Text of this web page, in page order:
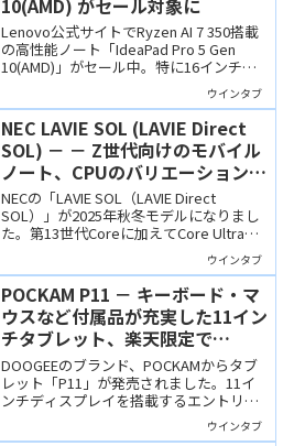
Lenovo公式サイトでRyzen AI 7 350搭載
の高性能ノート「IdeaPad Pro 5 Gen
10(AMD)」がセール中。特に16インチモ
ウインタブ
NEC LAVIE SOL (LAVIE Direct
SOL) － － Z世代向けのモバイル
ノート、CPUのバリエーションが
増え、Copilot+ PCに！
NECの「LAVIE SOL（LAVIE Direct
SOL）」が2025年秋冬モデルになりまし
た。第13世代Coreに加えてCore Ultraシ
リーズ2 (Lunar Lake)も選べるようになり
ました。突起のないノイズレスデザイン
も魅力。
ウインタブ
POCKAM P11 － キーボード・マ
ウスなど付属品が充実した11イン
チタブレット、楽天限定で
17,900円
DOOGEEのブランド、POCKAMからタブ
レット「P11」が発売されました。11イ
ンチディスプレイを搭載するエントリー
モデルで、キーボードやマウス、ペンな
ウインタブ